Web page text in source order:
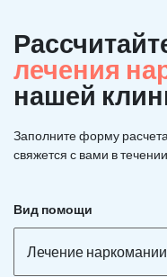
лечения
нашей
Заполните форму
свяжется с вами в
Вид помощи
Лечение